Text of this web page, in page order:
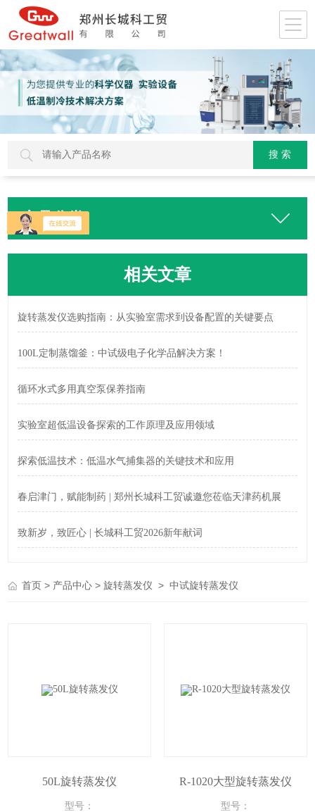
产品分类
相关文章
旋转蒸发仪选购指南：从实验室需求到设备配置的关键要点
100L定制蒸馏釜：中试级电子化学品解决方案！
循环水式多用真空泵保养指南
实验室超低温设备探索的工作原理及应用领域
探索低温技术：低温水气捕集器的关键技术和应用
春启津门，赋能制药 | 郑州长城科工贸诚邀您莅临天津药机展
致新岁，致匠心 | 长城科工贸2026新年献词
首页 > 产品中心 >旋转蒸发仪 >中试旋转蒸发仪
50L旋转蒸发仪
型号：
R-1020大型旋转蒸发仪
型号：